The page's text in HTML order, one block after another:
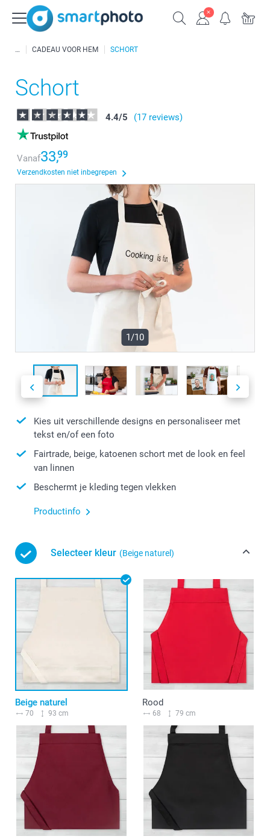
CADEAU VOOR HEM SCHORT
Schort
4.4/5 (17 reviews)
Vanaf33,99
Verzendkosten niet inbegrepen
1/10
Kies uit verschillende designs en personaliseer met
tekst en/of een foto
Fairtrade, beige, katoenen schort met de look en feel
van linnen
Beschermt je kleding tegen vlekken
Productinfo
Selecteer kleur (Beige naturel)
Beige naturel
70 93 cm
Rood
68 79 cm